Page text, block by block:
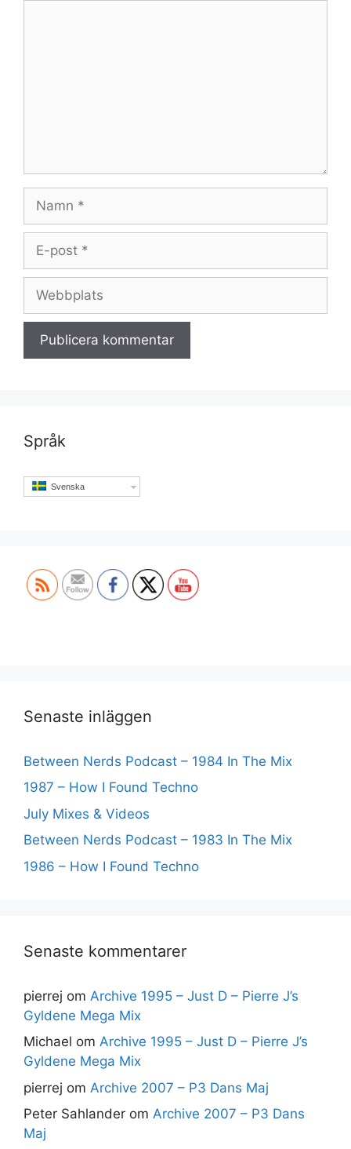
post
Språk
Svenska
Senaste inläggen
Between Nerds Podcast – 1984 In The Mix
1987 – How I Found Techno
July Mixes & Videos
Between Nerds Podcast – 1983 In The Mix
1986 – How I Found Techno
Senaste kommentarer
pierrej om Archive 1995 – Just D – Pierre J’s
Gyldene Mega Mix
Michael om Archive 1995 – Just D – Pierre J’s
Gyldene Mega Mix
pierrej om Archive 2007 – P3 Dans Maj
Peter Sahlander om Archive 2007 – P3 Dans
Maj